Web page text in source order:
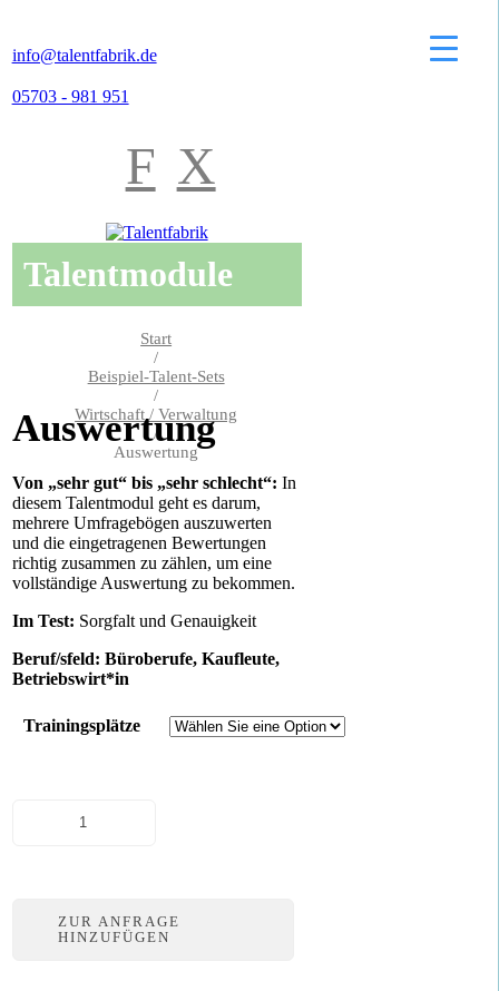
info@talentfabrik.de
05703 - 981 951
F X
Talentmodule
Start
/
Beispiel-Talent-Sets
/
Wirtschaft / Verwaltung
/
Auswertung
Auswertung
Von „sehr gut“ bis „sehr schlecht“: In
diesem Talentmodul geht es darum,
mehrere Umfragebögen auszuwerten
und die eingetragenen Bewertungen
richtig zusammen zu zählen, um eine
vollständige Auswertung zu bekommen.
Im Test: Sorgfalt und Genauigkeit
Beruf/sfeld: Büroberufe, Kaufleute,
Betriebswirt*in
Trainingsplätze
ZUR ANFRAGE
HINZUFÜGEN